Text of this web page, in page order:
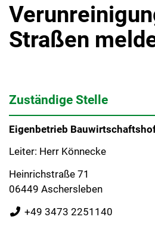
Straßen
Zuständige Stelle
Eigenbetrieb
Leiter: Herr Könnecke
Heinrichstraße 71
06449 Aschersleben
+49 3473 2251140